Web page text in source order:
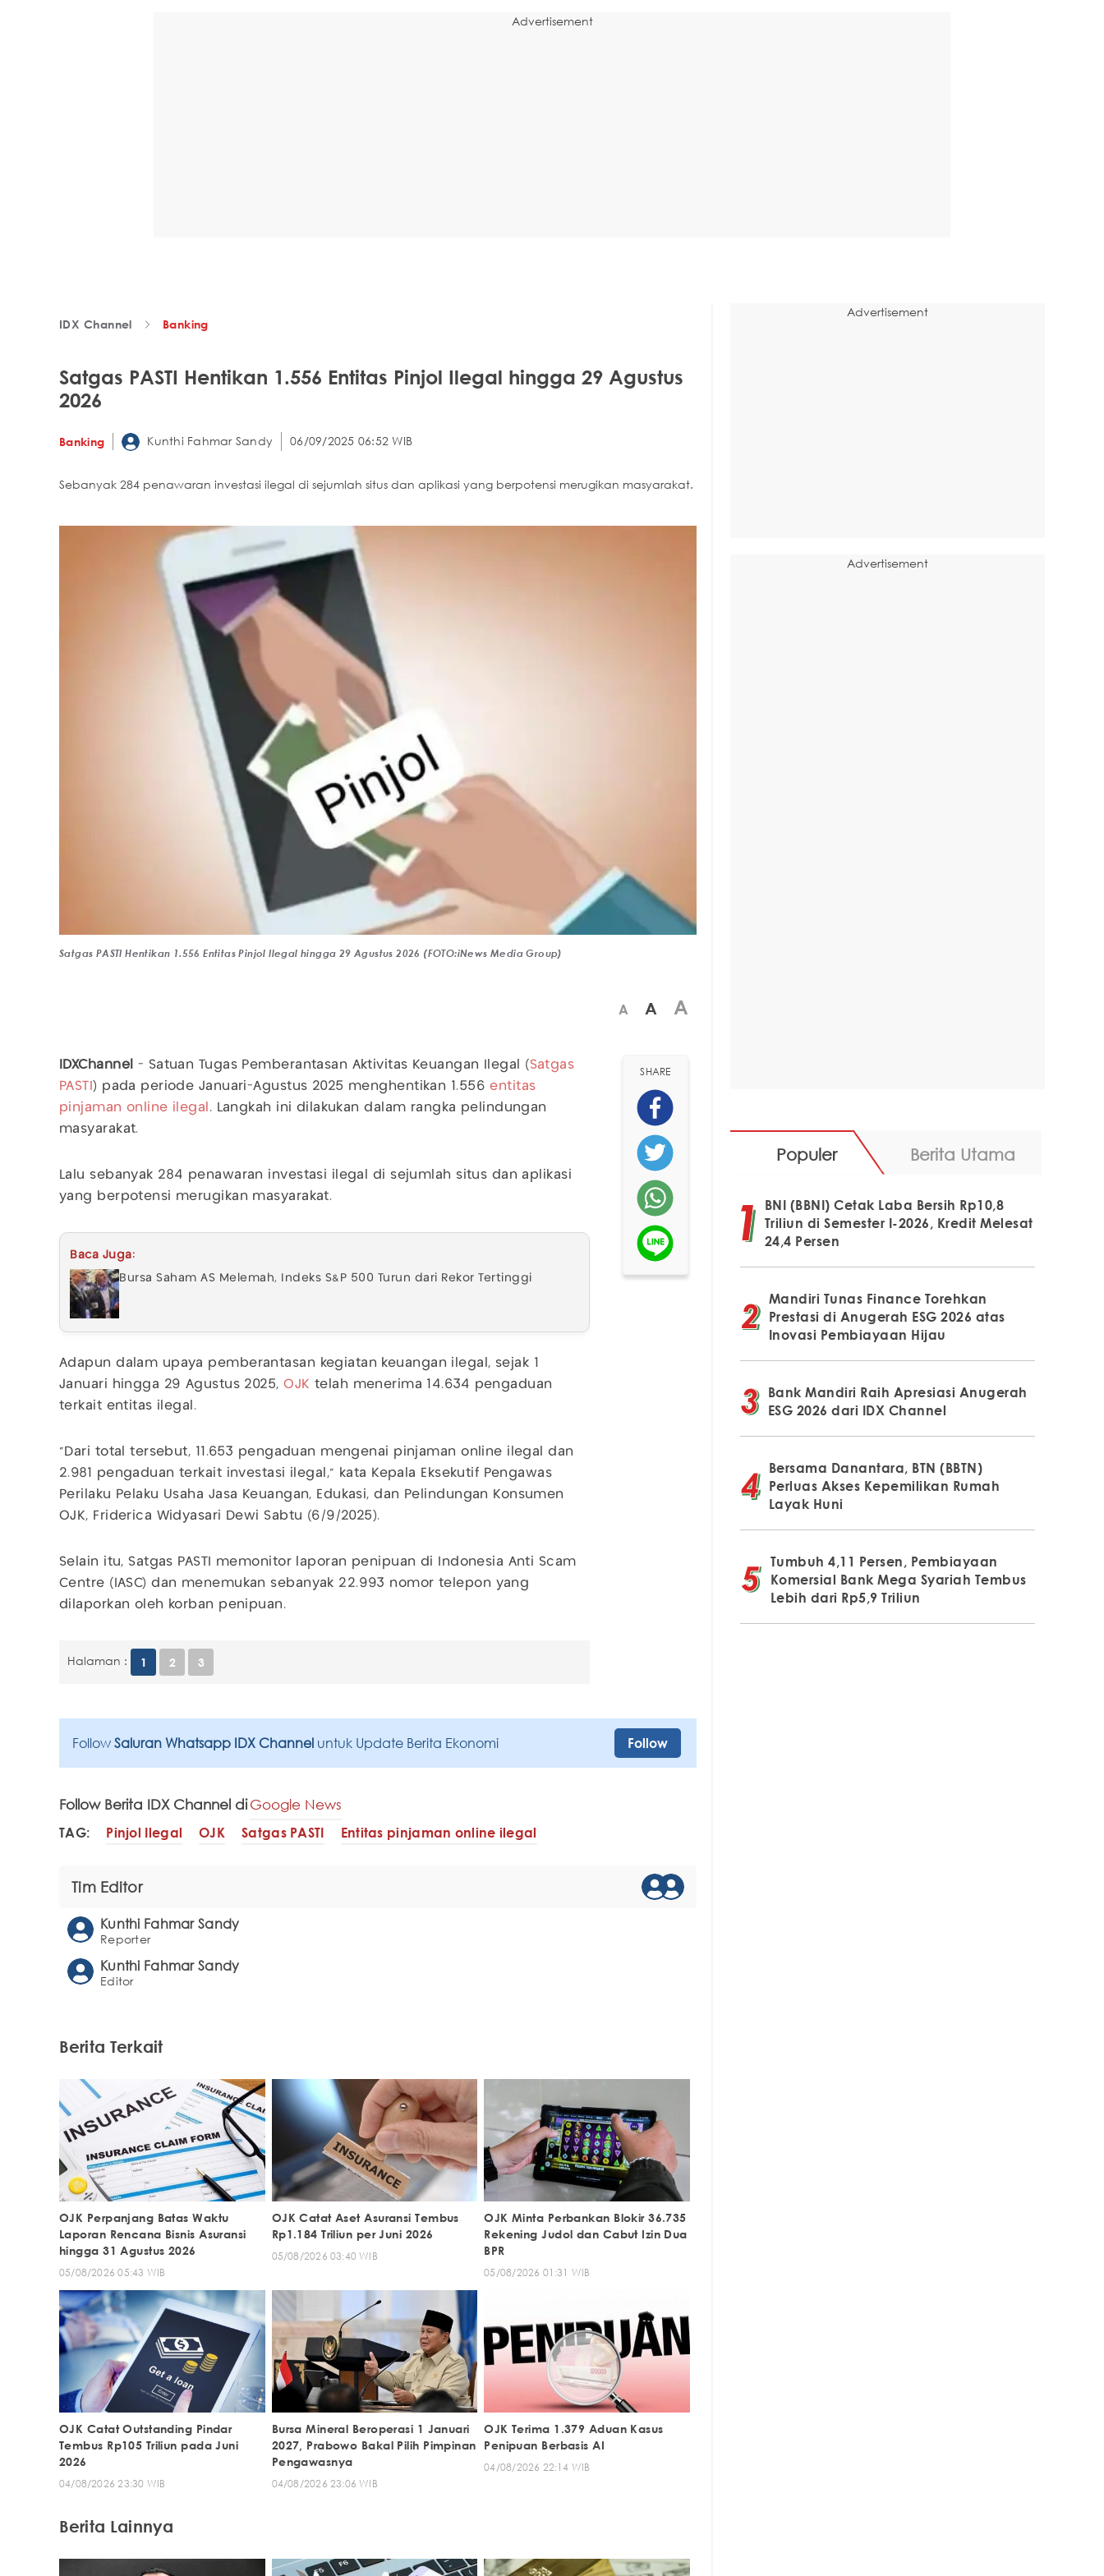
Advertisement
IDX Channel Banking
Satgas PASTI Hentikan 1.556 Entitas Pinjol Ilegal hingga 29 Agustus
2026
Banking Kunthi Fahmar Sandy 06/09/2025 06:52 WIB
Sebanyak 284 penawaran investasi ilegal di sejumlah situs dan aplikasi yang berpotensi merugikan masyarakat.
Satgas PASTI Hentikan 1.556 Entitas Pinjol Ilegal hingga 29 Agustus 2026 (FOTO:iNews Media Group)
A A A
IDXChannel - Satuan Tugas Pemberantasan Aktivitas Keuangan Ilegal ( Satgas
PASTI ) pada periode Januari-Agustus 2025 menghentikan 1.556entitas
pinjaman online ilegal . Langkah ini dilakukan dalam rangka pelindungan
masyarakat.
Lalu sebanyak 284 penawaran investasi ilegal di sejumlah situs dan aplikasi
yang berpotensi merugikan masyarakat.
Baca Juga:
Bursa Saham AS Melemah, Indeks S&P 500 Turun dari Rekor Tertinggi
Adapun dalam upaya pemberantasan kegiatan keuangan ilegal, sejak 1
Januari hingga 29 Agustus 2025,OJK telah menerima 14.634 pengaduan
terkait entitas ilegal.
"Dari total tersebut, 11.653 pengaduan mengenai pinjaman online ilegal dan
2.981 pengaduan terkait investasi ilegal," kata Kepala Eksekutif Pengawas
Perilaku Pelaku Usaha Jasa Keuangan, Edukasi, dan Pelindungan Konsumen
OJK, Friderica Widyasari Dewi Sabtu (6/9/2025).
Selain itu, Satgas PASTI memonitor laporan penipuan di Indonesia Anti Scam
Centre (IASC) dan menemukan sebanyak 22.993 nomor telepon yang
dilaporkan oleh korban penipuan.
Halaman : 1 2 3
SHARE
Follow Saluran Whatsapp IDX Channel untuk Update Berita Ekonomi Follow
Follow Berita IDX Channel diGoogle News
TAG: Pinjol Ilegal OJK Satgas PASTI Entitas pinjaman online ilegal
Tim Editor
Kunthi Fahmar Sandy
Reporter
Kunthi Fahmar Sandy
Editor
Berita Terkait
OJK Perpanjang Batas Waktu
Laporan Rencana Bisnis Asuransi
hingga 31 Agustus 2026
05/08/2026 05:43 WIB
OJK Catat Aset Asuransi Tembus
Rp1.184 Triliun per Juni 2026
05/08/2026 03:40 WIB
OJK Minta Perbankan Blokir 36.735
Rekening Judol dan Cabut Izin Dua
BPR
05/08/2026 01:31 WIB
OJK Catat Outstanding Pindar
Tembus Rp105 Triliun pada Juni
2026
04/08/2026 23:30 WIB
Bursa Mineral Beroperasi 1 Januari
2027, Prabowo Bakal Pilih Pimpinan
Pengawasnya
04/08/2026 23:06 WIB
OJK Terima 1.379 Aduan Kasus
Penipuan Berbasis AI
04/08/2026 22:14 WIB
Berita Lainnya
Advertisement
Advertisement
Populer Berita Utama
BNI (BBNI) Cetak Laba Bersih Rp10,8
Triliun di Semester I-2026, Kredit Melesat
24,4 Persen
Mandiri Tunas Finance Torehkan
Prestasi di Anugerah ESG 2026 atas
Inovasi Pembiayaan Hijau
Bank Mandiri Raih Apresiasi Anugerah
ESG 2026 dari IDX Channel
Bersama Danantara, BTN (BBTN)
Perluas Akses Kepemilikan Rumah
Layak Huni
Tumbuh 4,11 Persen, Pembiayaan
Komersial Bank Mega Syariah Tembus
Lebih dari Rp5,9 Triliun